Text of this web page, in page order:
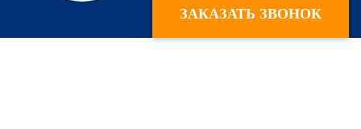
ЗАКАЗАТЬ ЗВОНОК